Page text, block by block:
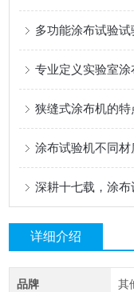
多功能涂布试验
专业定义实验室
狭缝式涂布机的特
涂布试验机不同材
详细介绍
品牌 其